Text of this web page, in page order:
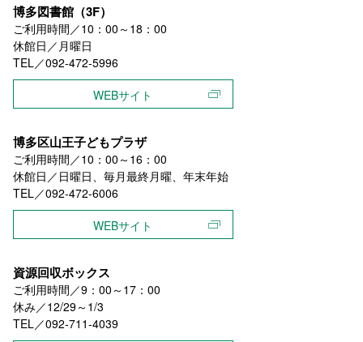
博多図書館（3F）
ご利用時間／10：00～18：00
休館日／月曜日
TEL／092-472-5996
WEBサイト
博多区山王子どもプラザ
ご利用時間／10：00～16：00
休館日／日曜日、毎月最終月曜、年末年始
TEL／092-472-6006
WEBサイト
資源回収ボックス
ご利用時間／9：00～17：00
休み／12/29～1/3
TEL／092-711-4039